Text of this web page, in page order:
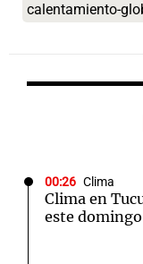
calentamiento-
00:26 Clima
Clima en
este